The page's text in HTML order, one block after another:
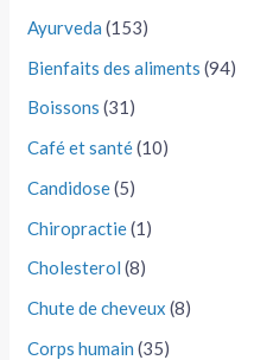
Ayurveda (153)
Bienfaits des aliments (94)
Boissons (31)
Café et santé(10)
Candidose(5)
Chiropractie(1)
Cholesterol (8)
Chute de cheveux (8)
Corps humain (35)